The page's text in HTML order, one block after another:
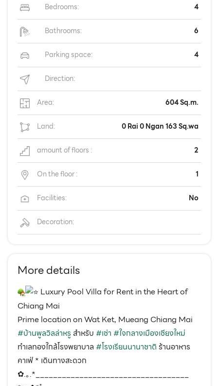
Bedrooms: 4
Bathrooms: 6
Parking space: 4
Direction:
Area: 604 Sq.m.
Land: 0 Rai 0 Ngan 163 Sq.wa
amount of floors : 2
On the floor : 1
Facilities: No
Decoration:
More details
Luxury Pool Villa for Rent in the Heart of
Chiang Mai
Prime location on Wat Ket, Mueang Chiang Mai
#บ้านพูลวิลล่าหรู สำหรับ #เช่า #ใจกลางเมืองเชียงใหม่
ทำเลทองใกล้โรงพยาบาล #โรงเรียนนานาชาติ ร้านอาหาร
คาเฟ่ * เดินทางสะดวก
✿.｡.*___________________________________